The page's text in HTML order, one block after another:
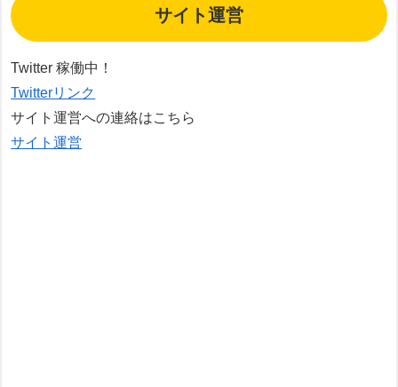
サイト運営
Twitter 稼働中！
Twitterリンク
サイト運営への連絡はこちら
サイト運営